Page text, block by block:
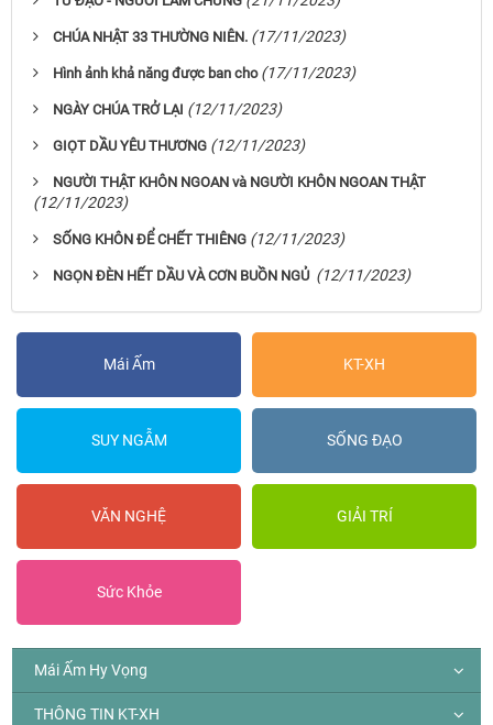
CHÚA NHẬT 33 THƯỜNG NIÊN. (17/11/2023)
Hình ảnh khả năng được ban cho (17/11/2023)
NGÀY CHÚA TRỞ LẠI (12/11/2023)
GIỌT DẦU YÊU THƯƠNG (12/11/2023)
NGƯỜI THẬT KHÔN NGOAN và NGƯỜI KHÔN NGOAN THẬT
(12/11/2023)
SỐNG KHÔN ĐỂ CHẾT THIÊNG (12/11/2023)
NGỌN ĐÈN HẾT DẦU VÀ CƠN BUỒN NGỦ (12/11/2023)
Mái Ấm KT-XH
SUY NGẪM SỐNG ĐẠO
VĂN NGHỆ GIẢI TRÍ
Sức Khỏe
Mái Ấm Hy Vọng
THÔNG TIN KT-XH